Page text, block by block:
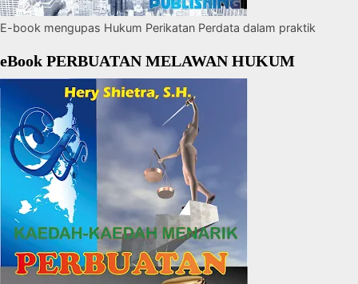
E-book mengupas Hukum Perikatan Perdata dalam praktik
eBook PERBUATAN MELAWAN HUKUM